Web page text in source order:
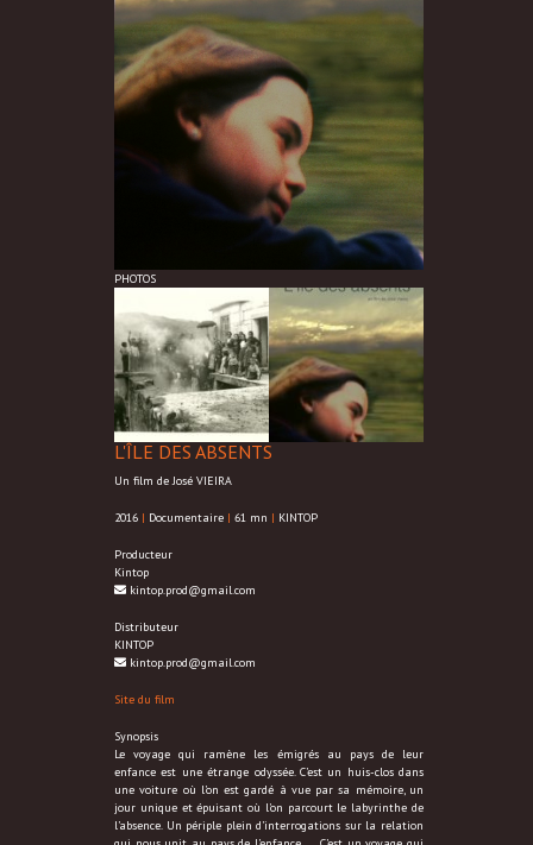
PHOTOS
L'ÎLE DES ABSENTS
Un film de José VIEIRA
2016 | Documentaire | 61 mn | KINTOP
Producteur
Kintop
kintop.prod@gmail.com
Distributeur
KINTOP
kintop.prod@gmail.com
Site du film
Synopsis
Le voyage qui ramène les émigrés au pays de leur
enfance est une étrange odyssée. C’est un huis-clos dans
une voiture où l’on est gardé à vue par sa mémoire, un
jour unique et épuisant où l’on parcourt le labyrinthe de
l’absence. Un périple plein d’interrogations sur la relation